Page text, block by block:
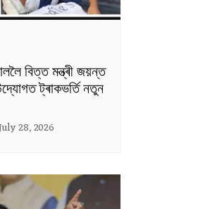
বিত্ত মন্ত্ৰী জয়ন্ত
ট্ৰাকভৰ্তি নতুন
28, 2026